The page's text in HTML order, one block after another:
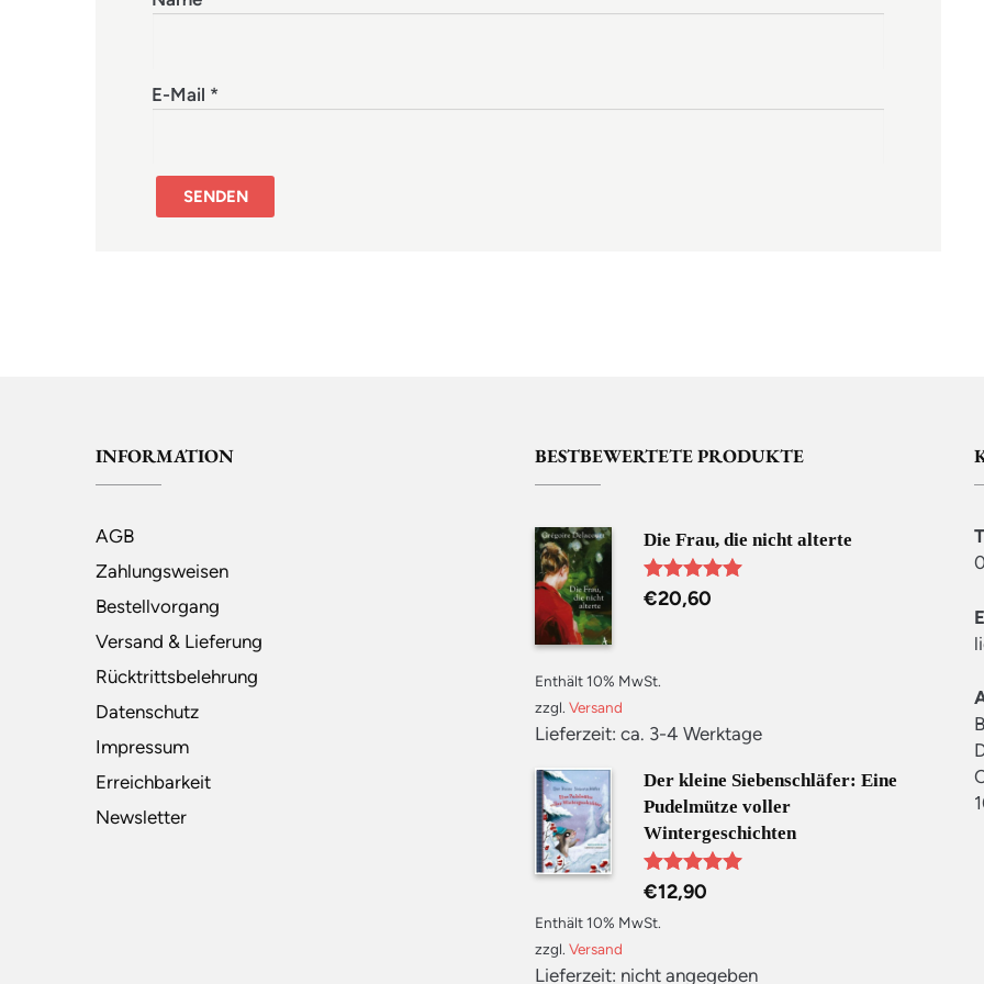
E-Mail *
INFORMATION
AGB
Zahlungsweisen
Bestellvorgang
Versand & Lieferung
Rücktrittsbelehrung
Datenschutz
Impressum
Erreichbarkeit
Newsletter
BESTBEWERTETE PRODUKTE
Die Frau, die nicht alterte
Bewertet mit
€20,60
Enthält 10% MwSt.
zzgl. Versand
Lieferzeit: ca. 3-4 Werktage
Der kleine Siebenschläfer: Eine
Pudelmütze voller
Wintergeschichten
Bewertet mit
€12,90
Enthält 10% MwSt.
zzgl. Versand
Lieferzeit: nicht angegeben